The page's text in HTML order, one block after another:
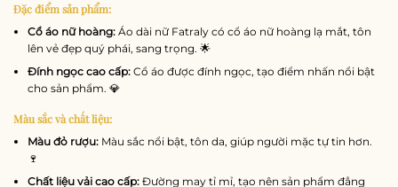
Đặc điểm sản phẩm:
Cổ áo nữ hoàng:Áo dài nữ Fatraly có cổ áo nữ hoàng lạ mắt, tôn
lên vẻ đẹp quý phái, sang trọng. 🌟
Đính ngọc cao cấp:Cổ áo được đính ngọc, tạo điểm nhấn nổi bật
cho sản phẩm. 💎
Màu sắc và chất liệu:
Màu đỏ rượu:Màu sắc nổi bật, tôn da, giúp người mặc tự tin hơn.
🍷
Chất liệu vải cao cấp:Đường may tỉ mỉ, tạo nên sản phẩm đẳng